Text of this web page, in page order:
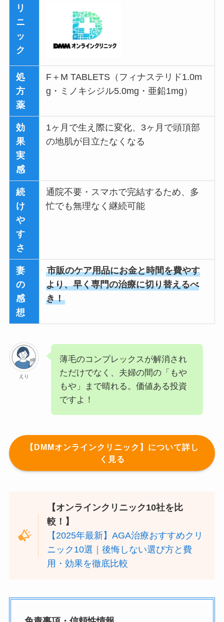
リ
ニ
ッ
ク
処
方
薬
F＋M TABLETS（フィナステリド1.0m
g・ミノキシジル5.0mg・亜鉛1mg）
効
果
実
感
1ヶ月で生え際に変化、3ヶ月で頭頂部
の地肌が目立たなくなる
続
け
や
す
さ
通院不要・スマホで完結するため、多
忙でも無理なく継続可能
妻
の
感
想
市販のケア用品にお金と時間を費やす
より、早く専門の治療に切り替えるべ
き！
えり
薄毛のコンプレックスが解消され
ただけでなく、夫婦の間の「もや
もや」まで晴れる。価値ある投資
ですよ！
【DMMオンラインクリニック】 について詳し
く見る
【オンラインクリニック10社を比
較！】
【2025年最新】AGA治療おすすめクリ
ニック10選｜後悔しない選び方と費
用・効果を徹底比較